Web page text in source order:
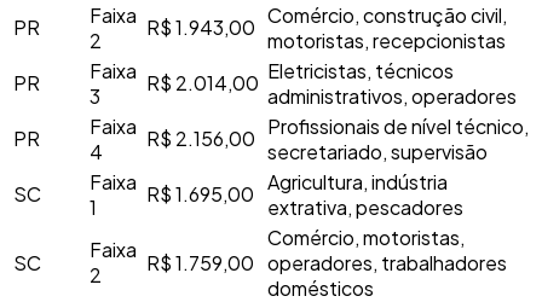
PR
Faixa
2
R$ 1.943,00 Comércio, construção civil,
motoristas, recepcionistas
PR
Faixa
3
R$ 2.014,00 Eletricistas, técnicos
administrativos, operadores
PR
Faixa
4
R$ 2.156,00 Profissionais de nível técnico,
secretariado, supervisão
SC
Faixa
1
R$ 1.695,00 Agricultura, indústria
extrativa, pescadores
SC
Faixa
2
R$ 1.759,00
Comércio, motoristas,
operadores, trabalhadores
domésticos